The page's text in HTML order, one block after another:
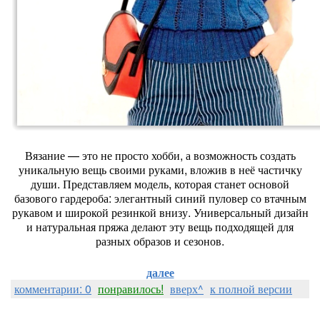
Вязание— этонепростохобби, авозможностьсоздать
уникальнуювещьсвоими руками, вложив в неёчастичку
души. Представляеммодель, котораястанетосновой
базовогогардероба: элегантный синий пуловерсовтачным
рукавоми широкой резинкой внизу. Универсальный дизайн
и натуральнаяпряжаделаютэтувещьподходящей для
разныхобразов и сезонов.
далее
комментарии: 0 понравилось! вверх^ к полной версии